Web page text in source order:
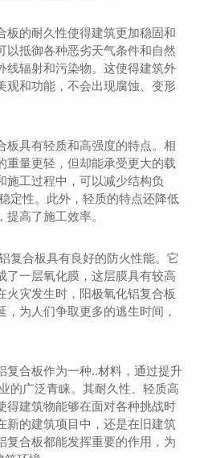
板的耐久性使得建筑更加稳固和
以抵御各种恶劣天气条件和自然
线辐射和污染物。这使得建筑外
观和功能，不会出现腐蚀、变形
板具有轻质和高强度的特点。相
重量更轻，但却能承受更大的载
施工过程中，可以减少结构负
定性。此外，轻质的特点还降低
高了施工效率。
复合板具有良好的防火性能。它
了一层氧化膜，这层膜具有较高
火灾发生时，阳极氧化铝复合板
为人们争取更多的逃生时间，
复合板作为一种..材料，通过提升
的广泛青睐。其耐久性、轻质高
得建筑物能够在面对各种挑战时
新的建筑项目中，还是在旧建筑
复合板都能发挥重要的作用，为